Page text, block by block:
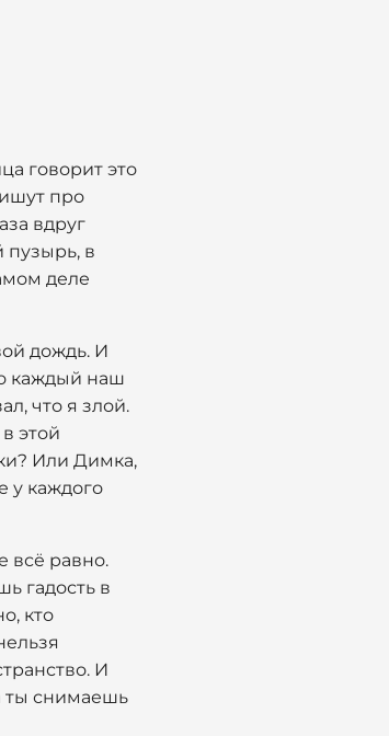
говорит это
про
вдруг
пузырь, в
деле
дождь. И
каждый наш
что я злой.
этой
Или Димка,
у каждого
всё равно.
гадость в
кто
И
ты снимаешь